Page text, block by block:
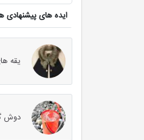
ایده های پیشنهادی
یقه
دوش